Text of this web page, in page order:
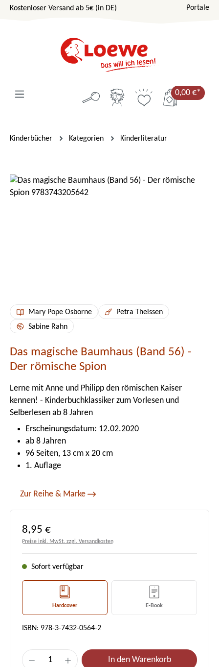
Zum Hauptinhalt springen
Kostenloser Versand ab 5€ (in DE) Portale
0,00 €*
Kinderbücher Kategorien Kinderliteratur
Bildergalerie überspringen
Mary Pope Osborne
Petra Theissen
Sabine Rahn
Das magische Baumhaus (Band 56) -
Der römische Spion
Lerne mit Anne und Philipp den römischen Kaiser
kennen! - Kinderbuchklassiker zum Vorlesen und
Selberlesen ab 8 Jahren
Erscheinungsdatum: 12.02.2020
ab 8 Jahren
96 Seiten, 13 cm x 20 cm
1. Auflage
Zur Reihe & Marke
Regulärer Preis:
8,95 €
Preise inkl. MwSt. zzgl. Versandkosten
Sofort verfügbar
Hardcover E-Book
ISBN: 978-3-7432-0564-2
Produkt Anzahl: Gib den gewünschten
In den Warenkorb